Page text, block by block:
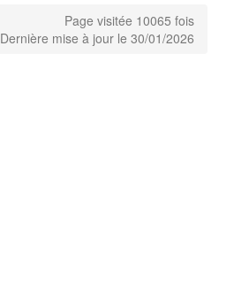
Page visitée 10065 fois
Dernière mise à jour le 30/01/2026